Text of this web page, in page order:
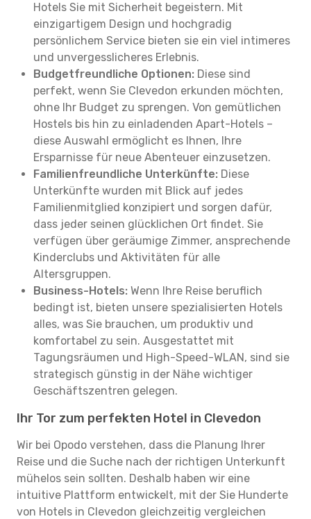
Hotels Sie mit Sicherheit begeistern. Mit
einzigartigem Design und hochgradig
persönlichem Service bieten sie ein viel intimeres
und unvergesslicheres Erlebnis.
Budgetfreundliche Optionen: Diese sind
perfekt, wenn Sie Clevedon erkunden möchten,
ohne Ihr Budget zu sprengen. Von gemütlichen
Hostels bis hin zu einladenden Apart-Hotels –
diese Auswahl ermöglicht es Ihnen, Ihre
Ersparnisse für neue Abenteuer einzusetzen.
Familienfreundliche Unterkünfte: Diese
Unterkünfte wurden mit Blick auf jedes
Familienmitglied konzipiert und sorgen dafür,
dass jeder seinen glücklichen Ort findet. Sie
verfügen über geräumige Zimmer, ansprechende
Kinderclubs und Aktivitäten für alle
Altersgruppen.
Business-Hotels: Wenn Ihre Reise beruflich
bedingt ist, bieten unsere spezialisierten Hotels
alles, was Sie brauchen, um produktiv und
komfortabel zu sein. Ausgestattet mit
Tagungsräumen und High-Speed-WLAN, sind sie
strategisch günstig in der Nähe wichtiger
Geschäftszentren gelegen.
Ihr Tor zum perfekten Hotel in Clevedon
Wir bei Opodo verstehen, dass die Planung Ihrer
Reise und die Suche nach der richtigen Unterkunft
mühelos sein sollten. Deshalb haben wir eine
intuitive Plattform entwickelt, mit der Sie Hunderte
von Hotels in Clevedon gleichzeitig vergleichen